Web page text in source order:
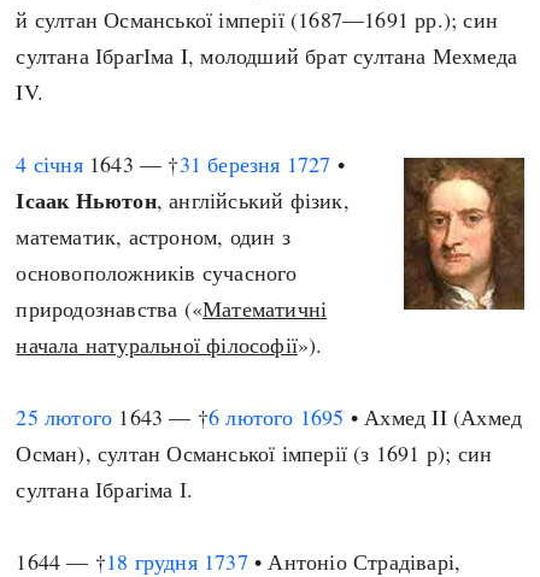
й султан Османської імперії (1687—1691 рр.); син
султана ІбрагІма I, молодший брат султана Мехмеда
IV.
4 січня1643 — †31 березня 1727 •
Ісаак Ньютон, англійський фізик,
математик, астроном, один з
основоположників сучасного
природознавства («Математичні
начала натуральної філософії»).
25 лютого 1643 — †6 лютого 1695 • Ахмед II (Ахмед
Осман), султан Османської імперії (з 1691 р); син
султана Ібрагіма І.
1644 — †18 грудня 1737 • Антоніо Страдіварі,